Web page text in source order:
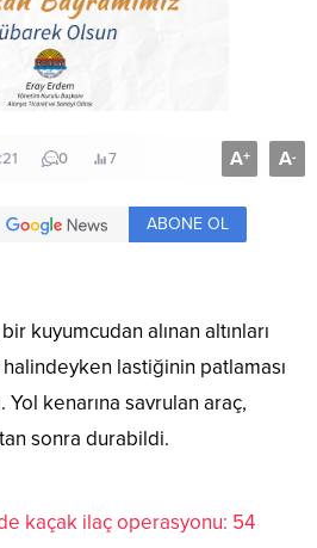
0 7 A+ A-
ABONE OL
kuyumcudan alınan altınları
halindeyken lastiğinin patlaması
Yol kenarına savrulan araç,
sonra durabildi.